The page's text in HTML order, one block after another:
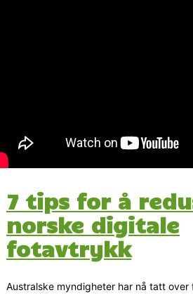
7 tips for å
norske digitale
fotavtrykk
Australske myndigheter har nå tatt over